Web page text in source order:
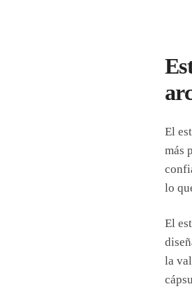
El
más
lo
El
la